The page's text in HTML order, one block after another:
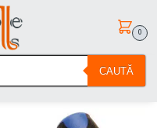
CAUTĂ
0
– Comanzi simplu
Torx-uri si Inbusuri